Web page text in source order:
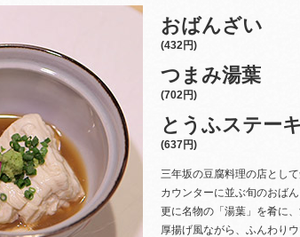
おばんざい
(432円)
つまみ湯葉
(702円)
とうふステーキ
(637円)
三年坂の豆腐料理の店とし
カウンターに並ぶ旬のおば
更に名物の「湯葉」を肴に
厚揚げ風ながら、ふんわり